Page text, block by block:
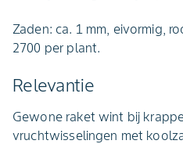
Zaden: ca. 1 mm, eivormig,
2700 per plant.
Relevantie
Gewone raket wint bij
vruchtwisselingen met